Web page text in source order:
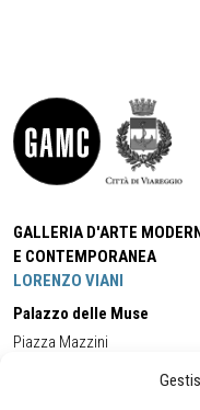
GALLERIA D'ARTE
E CONTEMPORANEA
LORENZO VIANI
Palazzo delle Muse
Piazza Mazzini
Cell: